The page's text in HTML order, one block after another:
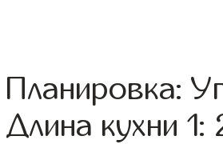
Планировка:
Длина кухни 1: